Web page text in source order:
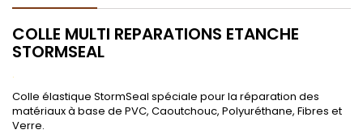
COLLE MULTI REPARATIONS ETANCHE
STORMSEAL
.
Colle élastique StormSeal spéciale pour la réparation des
matériaux à base de PVC, Caoutchouc, Polyuréthane, Fibres et
Verre.